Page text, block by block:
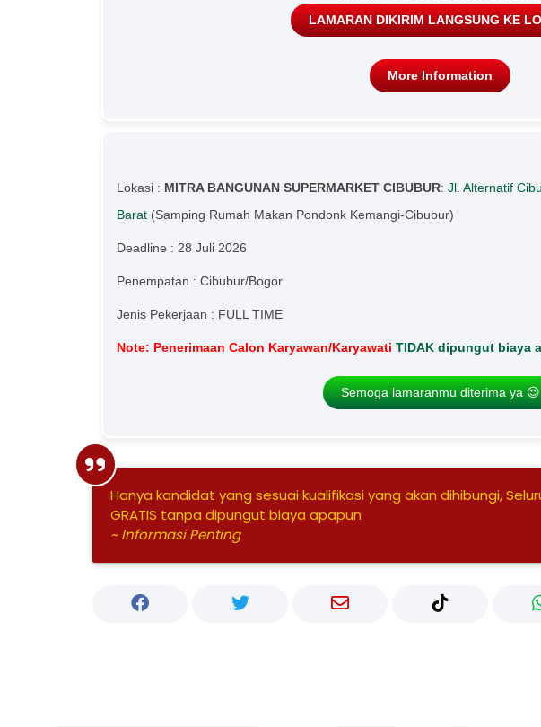
LAMARAN DIKIRIM LANGSUNG KE
More Information
Lokasi : MITRA BANGUNAN SUPERMARKET CIBUBUR: Jl. Alternatif
Barat(Samping Rumah Makan Pondonk Kemangi-Cibubur)
Deadline : 28 Juli 2026
Penempatan : Cibubur/Bogor
Jenis Pekerjaan : FULL TIME
Note: Penerimaan Calon Karyawan/Karyawati TIDAK dipungut biaya
Semoga lamaranmu diterima ya 😍
Hanya kandidat yang sesuai kualifikasi yang akan dihibungi,
GRATIS tanpa dipungut biaya apapun
~ Informasi Penting